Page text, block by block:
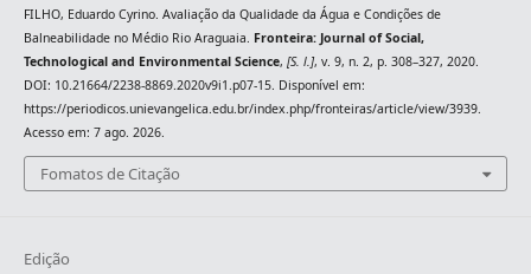
FILHO, Eduardo Cyrino. Avaliação da Qualidade da Água e Condições de
Balneabilidade no Médio Rio Araguaia. Fronteira: Journal of Social,
Technological and Environmental Science, [S. l.], v. 9, n. 2, p. 308–327, 2020.
DOI: 10.21664/2238-8869.2020v9i1.p07-15. Disponível em:
https://periodicos.unievangelica.edu.br/index.php/fronteiras/article/view/3939.
Acesso em: 7 ago. 2026.
Fomatos de Citação
Edição